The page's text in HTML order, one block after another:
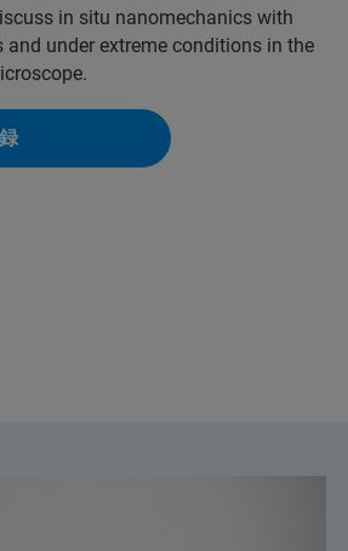
in situ nanomechanics with
under extreme conditions in the